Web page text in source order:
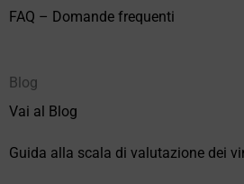
FAQ – Domande frequenti
Blog
Vai al Blog
Guida alla scala di valutazione dei